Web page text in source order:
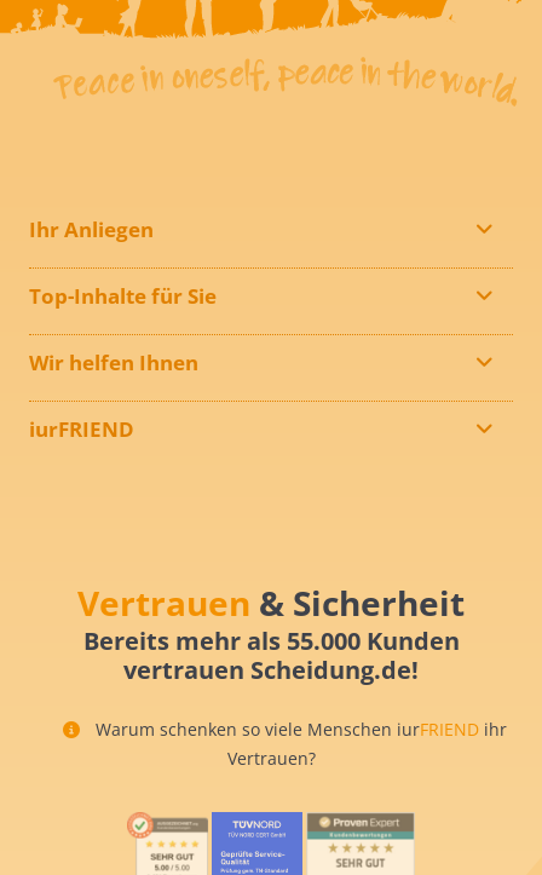
Ihr Anliegen
Top-Inhalte für Sie
Wir helfen Ihnen
iurFRIEND
Vertrauen & Sicherheit
Bereits mehr als 55.000 Kunden
vertrauen Scheidung.de!
Warum schenken so viele Menschen iurFRIEND ihr
Vertrauen?